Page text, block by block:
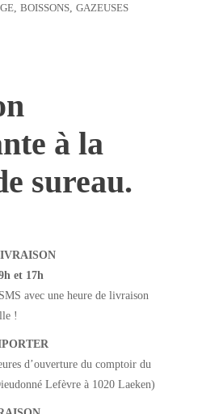
BOISSONS GAZEUSES
à la
sureau.
et 17h
avec une heure de livraison
!
d’ouverture du comptoir du
Lefèvre à 1020 Laeken)